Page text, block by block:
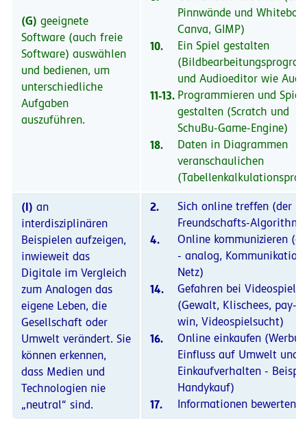
(G) geeignete
Software (auch freie
Software) auswählen
und bedienen, um
unterschiedliche
Aufgaben
auszuführen.
Pinnwände und
Canva, GIMP)
10.
Ein Spiel gestalten
und Audioeditor wie
11-13. Programmieren und Spiel
gestalten (Scratch und
SchuBu-Game-Engine)
18.
Daten in Diagrammen
veranschaulichen
(I) an
interdisziplinären
Beispielen aufzeigen,
inwieweit das
Digitale im Vergleich
zum Analogen das
eigene Leben, die
Gesellschaft oder
Umwelt verändert. Sie
können erkennen,
dass Medien und
Technologien nie
„neutral“ sind.
2.
Sich online treffen (der
Freundschafts-
4.
Online kommunizieren
- analog, Kommunikation
Netz)
14.
Gefahren bei Videospielen
(Gewalt, Klischees, pay-
win, Videospielsucht)
16.
Online einkaufen
Einfluss auf Umwelt und
Einkaufverhalten -
Handykauf)
17. Informationen bewerten